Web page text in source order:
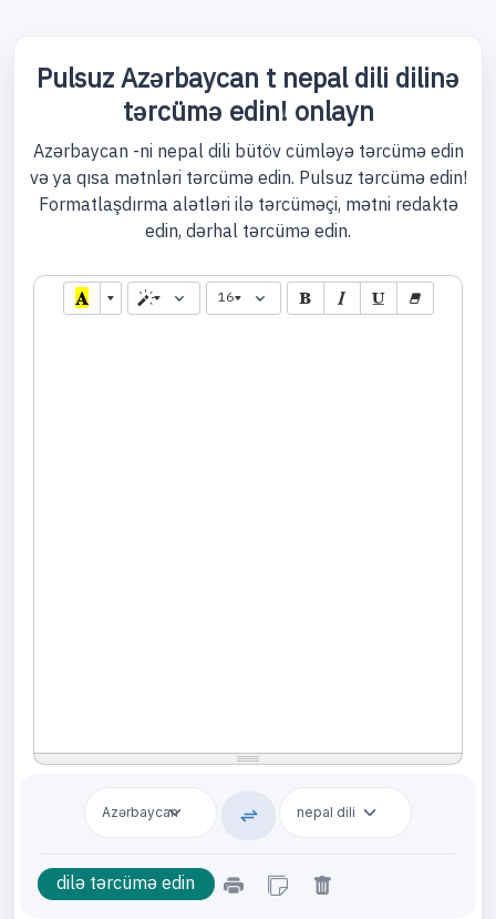
Pulsuz Azərbaycan t nepal dili dilinə
tərcümə edin! onlayn
Azərbaycan -ni nepal dili bütöv cümləyə tərcümə edin
və ya qısa mətnləri tərcümə edin. Pulsuz tərcümə edin!
Formatlaşdırma alətləri ilə tərcüməçi, mətni redaktə
edin, dərhal tərcümə edin.
16